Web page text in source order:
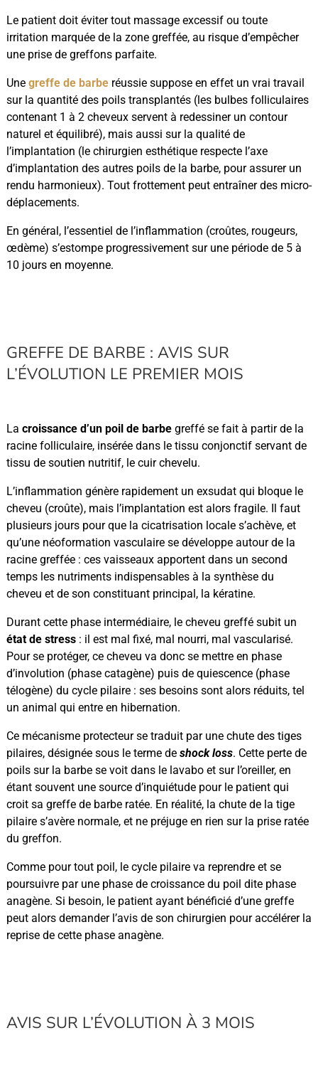
Le patient doit éviter tout massage excessif ou toute
irritation marquée de la zone greffée, au risque d’empêcher
une prise de greffons parfaite.
Une greffe de barberéussie suppose en effet un vrai travail
sur la quantité des poils transplantés (les bulbes folliculaires
contenant 1 à 2 cheveux servent à redessiner un contour
naturel et équilibré), mais aussi sur la qualité de
l’implantation (le chirurgien esthétique respecte l’axe
d’implantation des autres poils de la barbe, pour assurer un
rendu harmonieux). Tout frottement peut entraîner des micro-
déplacements.
En général, l’essentiel de l’inflammation (croûtes, rougeurs,
œdème) s’estompe progressivement sur une période de 5 à
10 jours en moyenne.
GREFFE DE BARBE : AVIS SUR
L’ÉVOLUTION LE PREMIER MOIS
La croissance d’un poil de barbegreffé se fait à partir de la
racine folliculaire, insérée dans le tissu conjonctif servant de
tissu de soutien nutritif, le cuir chevelu.
L’inflammation génère rapidement un exsudat qui bloque le
cheveu (croûte), mais l’implantation est alors fragile. Il faut
plusieurs jours pour que la cicatrisation locale s’achève, et
qu’une néoformation vasculaire se développe autour de la
racine greffée : ces vaisseaux apportent dans un second
temps les nutriments indispensables à la synthèse du
cheveu et de son constituant principal, la kératine.
Durant cette phase intermédiaire, le cheveu greffé subit un
état de stress: il est mal fixé, mal nourri, mal vascularisé.
Pour se protéger, ce cheveu va donc se mettre en phase
d’involution (phase catagène) puis de quiescence (phase
télogène) du cycle pilaire : ses besoins sont alors réduits, tel
un animal qui entre en hibernation.
Ce mécanisme protecteur se traduit par une chute des tiges
pilaires, désignée sous le terme deshock loss. Cette perte de
poils sur la barbe se voit dans le lavabo et sur l’oreiller, en
étant souvent une source d’inquiétude pour le patient qui
croit sa greffe de barbe ratée. En réalité, la chute de la tige
pilaire s’avère normale, et ne préjuge en rien sur la prise ratée
du greffon.
Comme pour tout poil, le cycle pilaire va reprendre et se
poursuivre par une phase de croissance du poil dite phase
anagène. Si besoin, le patient ayant bénéficié d’une greffe
peut alors demander l’avis de son chirurgien pour accélérer la
reprise de cette phase anagène.
AVIS SUR L’ÉVOLUTION À 3 MOIS